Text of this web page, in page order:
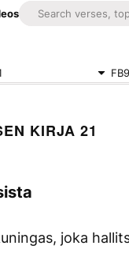
KIRJA 21
joka